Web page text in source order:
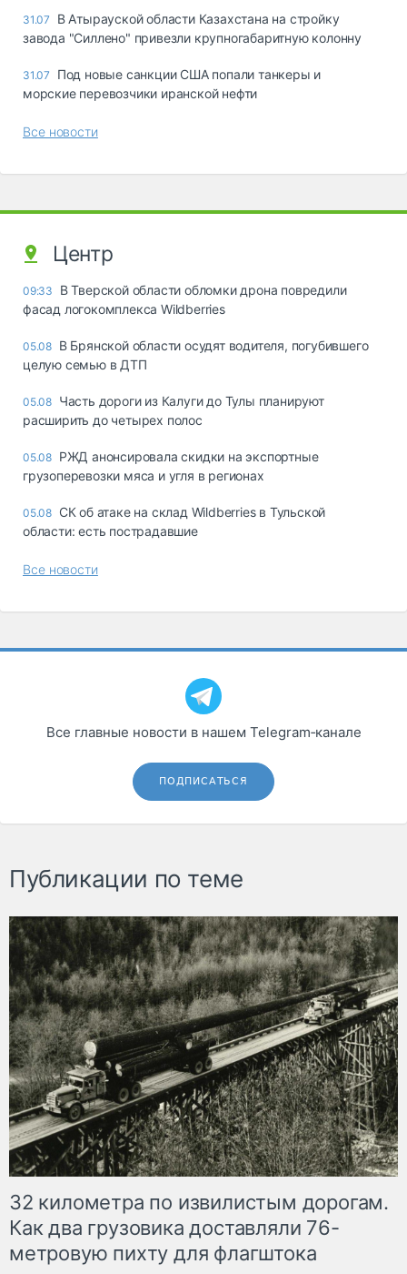
31.07
В Атырауской области Казахстана на стройку
завода "Силлено" привезли крупногабаритную колонну
31.07
Под новые санкции США попали танкеры и
морские перевозчики иранской нефти
Все новости
Центр
09:33
В Тверской области обломки дрона повредили
фасад логокомплекса Wildberries
05.08 В Брянской области осудят водителя, погубившего
целую семью в ДТП
05.08 Часть дороги из Калуги до Тулы планируют
расширить до четырех полос
05.08 РЖД анонсировала скидки на экспортные
грузоперевозки мяса и угля в регионах
05.08 СК об атаке на склад Wildberries в Тульской
области: есть пострадавшие
Все новости
Все главные новости в нашем Telegram‑канале
ПОДПИСАТЬСЯ
Публикации по теме
32 километра по извилистым дорогам.
Как два грузовика доставляли 76-
метровую пихту для флагштока